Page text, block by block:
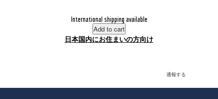
International shipping available
Add to cart
日本国内にお住まいの方向け
通報する